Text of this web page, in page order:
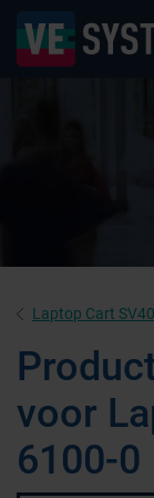
Laptop Cart
voor
6100-0